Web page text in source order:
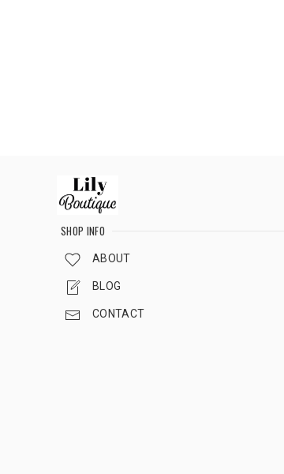
SHOP INFO
ABOUT
BLOG
CONTACT